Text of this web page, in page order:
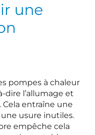
une
pompes à chaleur
dire l’allumage et
Cela entraîne une
usure inutiles.
empêche cela